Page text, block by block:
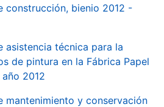
construcción, bienio 2012 -
asistencia técnica para la
de pintura en la Fábrica Papel
2012
mantenimiento y conservación